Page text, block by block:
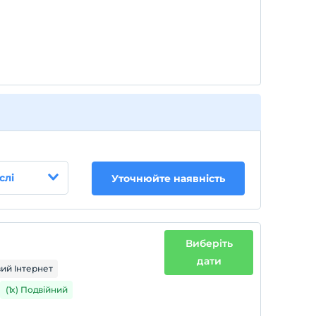
Уточнюйте наявність
Інтернет
(1x) Подвійний
Виберіть
дати